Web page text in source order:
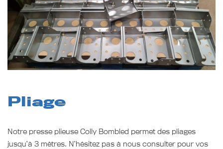
Pliage
Notre presse plieuse Colly Bombled permet des pliages
jusqu’à 3 mètres. N’hésitez pas à nous consulter pour vos